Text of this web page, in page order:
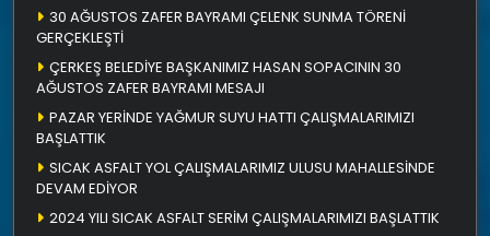
30 AĞUSTOS ZAFER BAYRAMI ÇELENK SUNMA TÖRENİ
GERÇEKLEŞTİ
ÇERKEŞ BELEDİYE BAŞKANIMIZ HASAN SOPACININ 30
AĞUSTOS ZAFER BAYRAMI MESAJI
PAZAR YERİNDE YAĞMUR SUYU HATTI ÇALIŞMALARIMIZI
BAŞLATTIK
SICAK ASFALT YOL ÇALIŞMALARIMIZ ULUSU MAHALLESİNDE
DEVAM EDİYOR
2024 YILI SICAK ASFALT SERİM ÇALIŞMALARIMIZI BAŞLATTIK